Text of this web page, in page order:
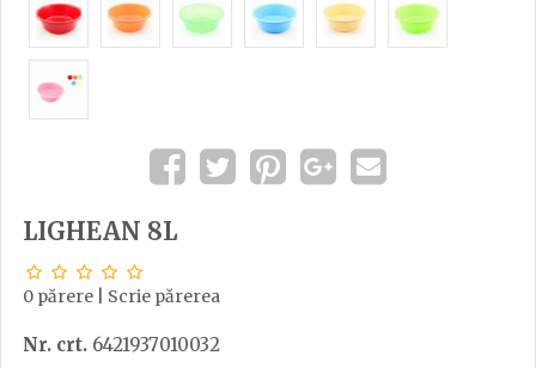
LIGHEAN 8L
0 părere Scrie părerea
Nr. crt. 6421937010032